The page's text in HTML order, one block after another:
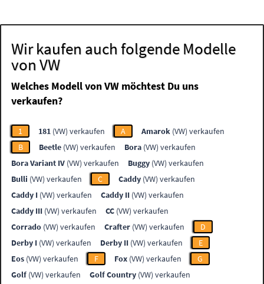
Wir kaufen auch folgende Modelle
von VW
Welches Modell von VW möchtest Du uns
verkaufen?
1 181 (VW) verkaufen A Amarok (VW) verkaufen
B
Beetle (VW) verkaufen Bora (VW) verkaufen
Bora Variant IV (VW) verkaufen Buggy (VW) verkaufen
Bulli (VW) verkaufen C Caddy (VW) verkaufen
Caddy I (VW) verkaufen Caddy II (VW) verkaufen
Caddy III (VW) verkaufen CC (VW) verkaufen
Corrado (VW) verkaufen Crafter (VW) verkaufen
D
Derby I (VW) verkaufen Derby II (VW) verkaufen
E
Eos (VW) verkaufen F Fox (VW) verkaufen
G
Golf (VW) verkaufen Golf Country (VW) verkaufen